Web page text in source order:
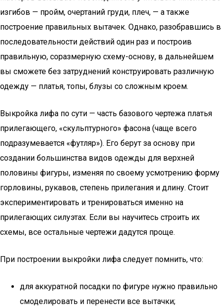
изгибов — пройм, очертаний груди, плеч, — а также
построение правильных вытачек. Однако, разобравшись в
последовательности действий один раз и построив
правильную, соразмерную схему-основу, в дальнейшем
вы сможете без затруднений конструировать различную
одежду — платья, топы, блузы со сложным кроем.
Выкройка лифа по сути — часть базового чертежа платья
прилегающего, «скульптурного» фасона (чаще всего
подразумевается «футляр»). Его берут за основу при
создании большинства видов одежды для верхней
половины фигуры, изменяя по своему усмотрению форму
горловины, рукавов, степень прилегания и длину. Стоит
экспериментировать и тренироваться именно на
прилегающих силуэтах. Если вы научитесь строить их
схемы, все остальные чертежи дадутся проще.
При построении выкройки лифа следует помнить, что:
для аккуратной посадки по фигуре нужно правильно
смоделировать и перенести все вытачки;